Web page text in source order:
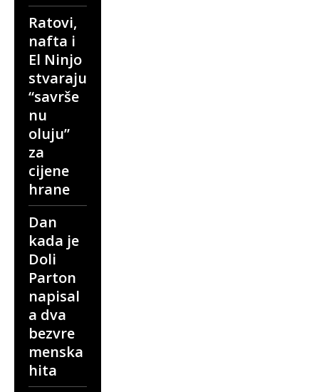
Ratovi,
nafta i
El Ninjo
stvaraju
“savrše
nu
oluju”
za
cijene
hrane
Dan
kada je
Doli
Parton
napisal
a dva
bezvre
menska
hita